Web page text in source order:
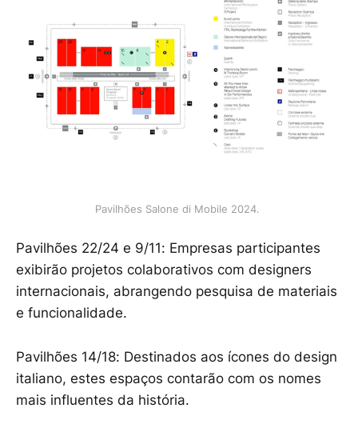
Pavilhões Salone di Mobile 2024.
Pavilhões 22/24 e 9/11: Empresas participantes
exibirão projetos colaborativos com designers
internacionais, abrangendo pesquisa de materiais
e funcionalidade.
Pavilhões 14/18: Destinados aos ícones do design
italiano, estes espaços contarão com os nomes
mais influentes da história.